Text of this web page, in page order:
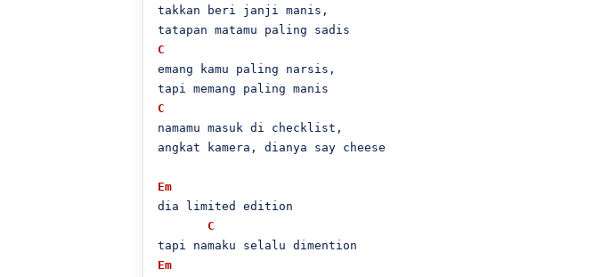
takkan beri janji manis,
C
emang kamu paling narsis,
C
namamu masuk di checklist,
angkat kamera, dianya say cheese
Em
dia limited edition
C
Em